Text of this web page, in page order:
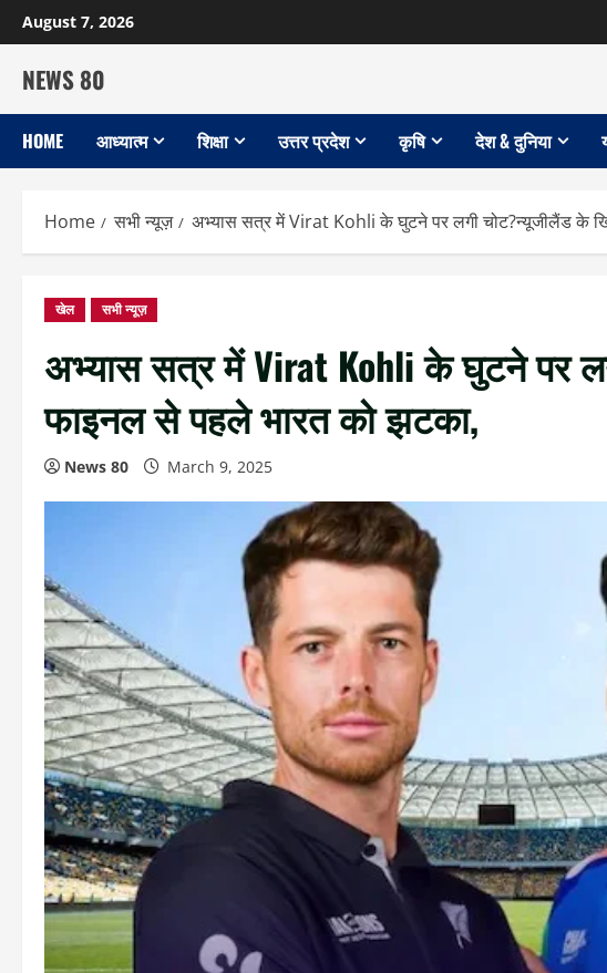
Skip
to
content
August 7, 2026
NEWS 80
HOME आध्यात्म शिक्षा उत्तर प्रदेश कृषि देश & दुनिया
Home सभी न्यूज़ अभ्यास सत्र में Virat Kohli के घुटने पर लगी चोट?न्यूजीलैंड के
खेल सभी न्यूज़
अभ्यास सत्र में Virat Kohli के घुटने पर
फाइनल से पहले भारत को झटका,
News 80 March 9, 2025